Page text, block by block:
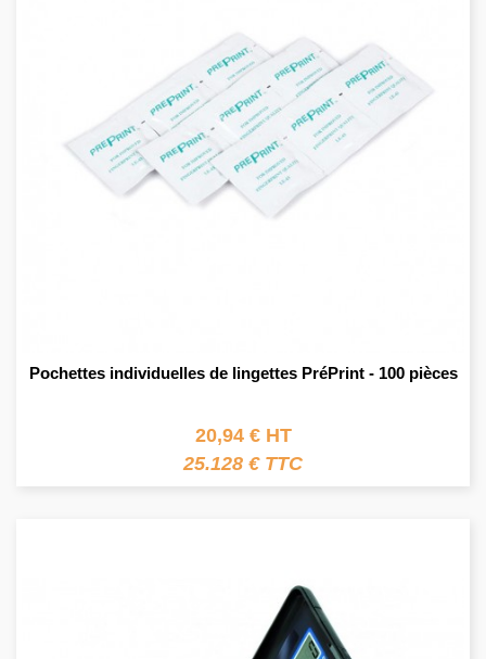
Pochettes individuelles de lingettes PréPrint - 100 pièces
20,94 € HT
25.128 € TTC